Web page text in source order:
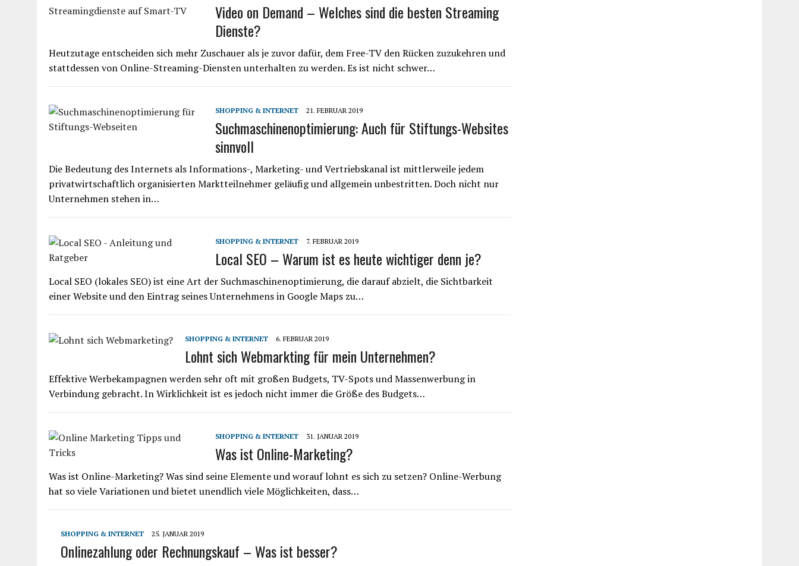
Video on Demand – Welches sind die besten Streaming
Dienste?
Heutzutage entscheiden sich mehr Zuschauer als je zuvor dafür, dem Free-TV den Rücken zuzukehren und
stattdessen von Online-Streaming-Diensten unterhalten zu werden. Es ist nicht schwer…
SHOPPING & INTERNET 21. FEBRUAR 2019
Suchmaschinenoptimierung: Auch für Stiftungs-Websites
sinnvoll
Die Bedeutung des Internets als Informations-, Marketing- und Vertriebskanal ist mittlerweile jedem
privatwirtschaftlich organisierten Marktteilnehmer geläufig und allgemein unbestritten. Doch nicht nur
Unternehmen stehen in…
SHOPPING & INTERNET 7. FEBRUAR 2019
Local SEO – Warum ist es heute wichtiger denn je?
Local SEO (lokales SEO) ist eine Art der Suchmaschinenoptimierung, die darauf abzielt, die Sichtbarkeit
einer Website und den Eintrag seines Unternehmens in Google Maps zu…
SHOPPING & INTERNET 6. FEBRUAR 2019
Lohnt sich Webmarkting für mein Unternehmen?
Effektive Werbekampagnen werden sehr oft mit großen Budgets, TV-Spots und Massenwerbung in
Verbindung gebracht. In Wirklichkeit ist es jedoch nicht immer die Größe des Budgets…
SHOPPING & INTERNET 31. JANUAR 2019
Was ist Online-Marketing?
Was ist Online-Marketing? Was sind seine Elemente und worauf lohnt es sich zu setzen? Online-Werbung
hat so viele Variationen und bietet unendlich viele Möglichkeiten, dass…
SHOPPING & INTERNET 25. JANUAR 2019
Onlinezahlung oder Rechnungskauf – Was ist besser?